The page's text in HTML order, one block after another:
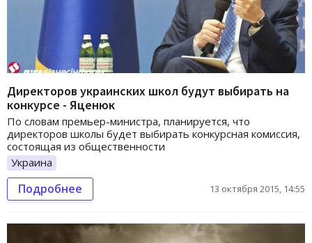
Директоров украинских школ будут выбирать на
конкурсе - Яценюк
По словам премьер-министра, планируется, что
директоров школы будет выбирать конкурсная комиссия,
состоящая из общественности
Украина
Подробнее 13 октября 2015, 14:55